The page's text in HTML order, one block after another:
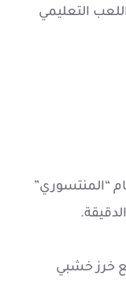
التعليمي
“المنتسوري”
خرز خشبي